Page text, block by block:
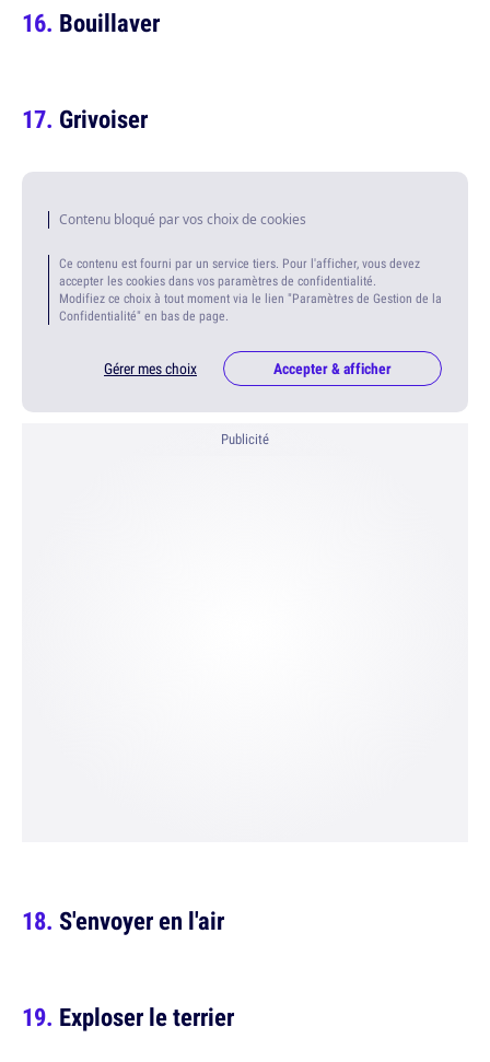
Bouillaver
Grivoiser
Contenu bloqué par vos choix de cookies
Ce contenu est fourni par un service tiers. Pour l'afficher, vous devez
accepter les cookies dans vos paramètres de confidentialité.
Modifiez ce choix à tout moment via le lien "Paramètres de Gestion de la
Confidentialité" en bas de page.
Gérer mes choix Accepter & afficher
Publicité
S'envoyer en l'air
Exploser le terrier